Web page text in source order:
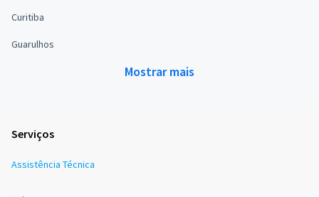
Curitiba
Guarulhos
Mostrar mais
Serviços
Assistência Técnica